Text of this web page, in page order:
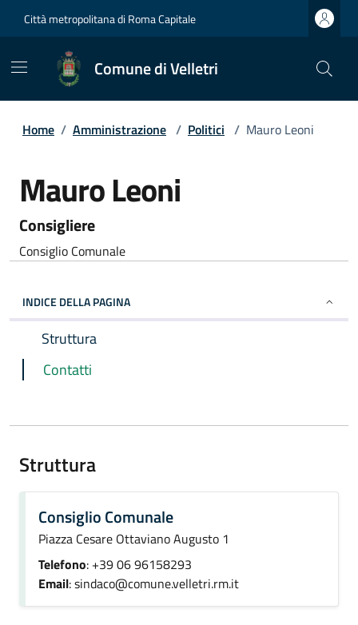
Città metropolitana di Roma Capitale
Comune di Velletri
Home / Amministrazione / Politici / Mauro Leoni
Mauro Leoni
Consigliere
Consiglio Comunale
INDICE DELLA PAGINA
Struttura
Contatti
Struttura
Consiglio Comunale
Piazza Cesare Ottaviano Augusto 1
Telefono: +39 06 96158293
Email: sindaco@comune.velletri.rm.it